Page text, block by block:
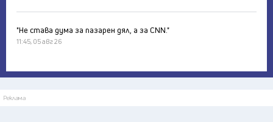
"Не става дума за пазарен дял, а за CNN."
11:45, 05 авг 26
Реклама